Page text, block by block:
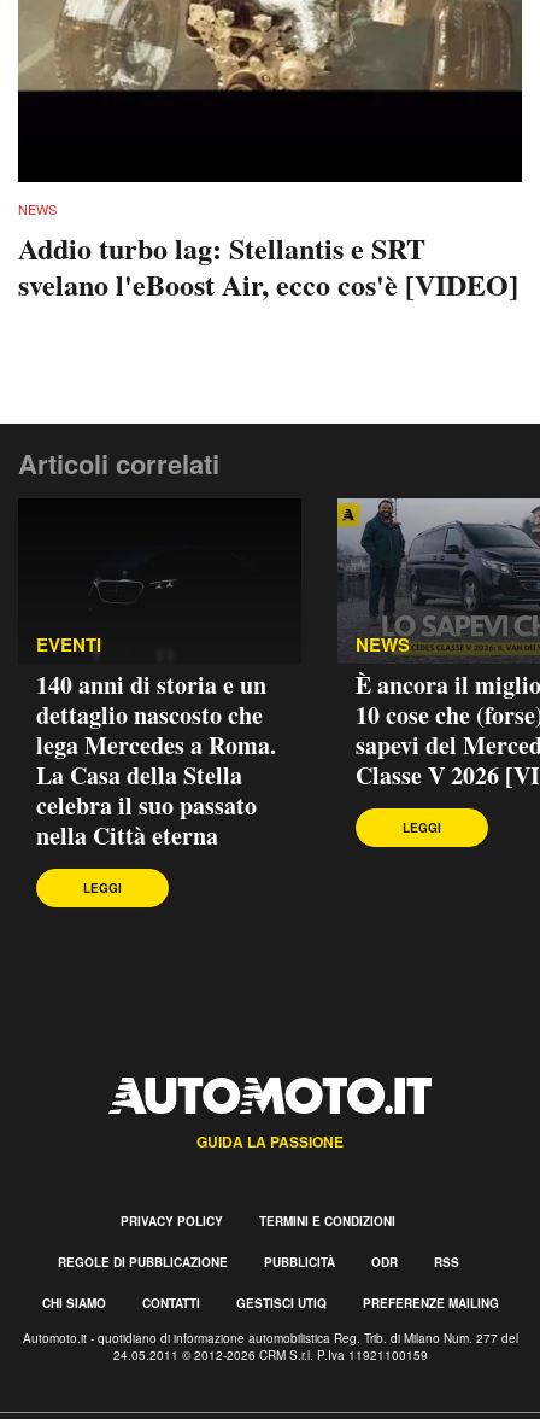
NEWS
Addio turbo lag: Stellantis e SRT
svelano l'eBoost Air, ecco cos'è [VIDEO]
Articoli correlati
EVENTI
140 anni di storia e un
dettaglio nascosto che
lega Mercedes a Roma.
La Casa della Stella
celebra il suo passato
nella Città eterna
LEGGI
NEWS
È ancora il
10 cose che
sapevi del
Classe V 2026
LEGGI
GUIDA LA PASSIONE
PRIVACY POLICY TERMINI E CONDIZIONI
REGOLE DI PUBBLICAZIONE PUBBLICITÀ ODR RSS
CHI SIAMO CONTATTI GESTISCI UTIQ PREFERENZE MAILING
Automoto.it - quotidiano di informazione automobilistica Reg. Trib. di Milano Num. 277 del
24.05.2011 © 2012-2026 CRM S.r.l. P.Iva 11921100159